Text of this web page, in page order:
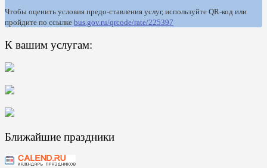
Чтобы оценить условия предо-ставления услуг, используйте QR-код или
пройдите по ссылке bus.gov.ru/qrcode/rate/225397
К вашим услугам:
Ближайшие праздники